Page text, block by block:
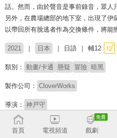
話。然而，由於聲音是事前錄音，眾人
另外，在農場總部的地下室，出現了伊
以帶回所有脫逃者作為交換條件，將能
2021 日本 日語 輔12
類別： 動畫/卡通 懸疑 冒險 暗黑
製作公司： CloverWorks
導演： 神戸守
配音： 內田真禮
伊瀨茉莉也
首頁
電視頻道 戲劇